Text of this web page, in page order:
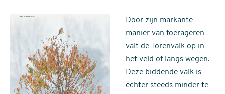
Door zijn markante
manier van foerageren
valt de Torenvalk op in
het veld of langs wegen.
Deze biddende valk is
echter steeds minder te